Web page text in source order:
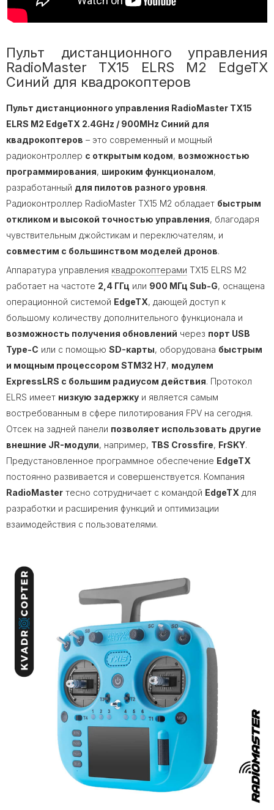
Пульт дистанционного управления
RadioMaster TX15 ELRS M2 EdgeTX
Синий для квадрокоптеров
Пульт дистанционного управления RadioMaster TX15
ELRS M2 EdgeTX 2.4GHz / 900MHz Синий для
квадрокоптеров – это современный и мощный
радиоконтроллер с открытым кодом, возможностью
программирования, широким функционалом,
разработанный для пилотов разного уровня.
Радиоконтроллер RadioMaster TX15 M2 обладает быстрым
откликом и высокой точностью управления, благодаря
чувствительным джойстикам и переключателям, и
совместим с большинством моделей дронов.
Аппаратура управления квадрокоптерами TX15 ELRS M2
работает на частоте 2,4 ГГц или 900 МГц Sub-G, оснащена
операционной системой EdgeTX, дающей доступ к
большому количеству дополнительного функционала и
возможность получения обновлений через порт USB
Type-C или с помощью SD-карты, оборудована быстрым
и мощным процессором STM32 H7, модулем
ExpressLRS с большим радиусом действия. Протокол
ELRS имеет низкую задержку и является самым
востребованным в сфере пилотирования FPV на сегодня.
Отсек на задней панели позволяет использовать другие
внешние JR-модули, например, TBS Crossfire, FrSKY.
Предустановленное программное обеспечение EdgeTX
постоянно развивается и совершенствуется. Компания
RadioMaster тесно сотрудничает с командой EdgeTX для
разработки и расширения функций и оптимизации
взаимодействия с пользователями.